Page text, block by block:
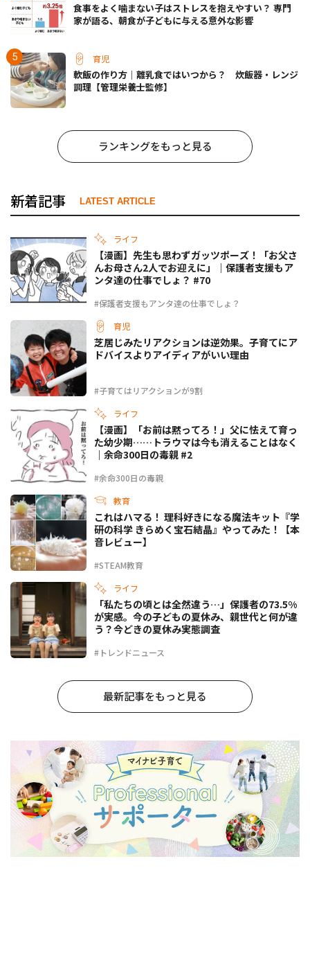
食事をよく噛まない子はストレスを抱えやすい？ 専門
家が語る、朝食が子どもに与える意外な影響
育児
軟飯の作り方｜離乳食ではいつから？ 炊飯器・レンジ
調理【管理栄養士監修】
ランキングをもっと見る
新着記事 LATEST ARTICLE
ライフ
#保護者支援もアンタ達の仕事でしょ？
【漫画】先生も思わずガッツポーズ！「お父さ
んお母さん2人でお迎えに」｜保護者支援もア
ンタ達の仕事でしょ？ #70
育児
#子育てはリアクションが9割
芝居じみたリアクションは逆効果。子育てにア
ドバイスよりアイディアがいい理由
ライフ
#余命300日の毒親
【漫画】「お前は黙ってろ！」父に怯えて育っ
た幼少期……トラウマは今も消えることはなく
｜余命300日の毒親 #2
教育
#STEAM教育
これはハマる！ 理科好きになる魔法キット『学
研の科学 きらめく宝石結晶』やってみた！【本
音レビュー】
ライフ
#トレンドニュース
「私たちの頃とは全然違う…」保護者の73.5%
が実感。今の子どもの夏休み、親世代と何が違
う？今どきの夏休み実態調査
最新記事をもっと見る